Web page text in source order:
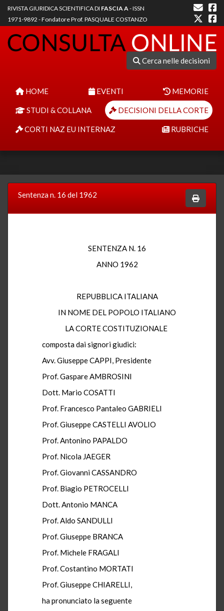
RIVISTA GIURIDICA SCIENTIFICA DI FASCIA A- ISSN
1971-9892 - Fondatore Prof. PASQUALE COSTANZO
Cerca nelle decisioni
HOME EVENTI MEMORIE
STUDI & COLLANA DECISIONI DELLA CORTE
CORTI NAZ EU INTERNAZ RUBRICHE
Sentenza n. 16 del 1962
SENTENZA N. 16
ANNO 1962
REPUBBLICA ITALIANA
IN NOME DEL POPOLO ITALIANO
LA CORTE COSTITUZIONALE
composta dai signori giudici:
Avv. Giuseppe CAPPI, Presidente
Prof. Gaspare AMBROSINI
Dott. Mario COSATTI
Prof. Francesco Pantaleo GABRIELI
Prof. Giuseppe CASTELLI AVOLIO
Prof. Antonino PAPALDO
Prof. Nicola JAEGER
Prof. Giovanni CASSANDRO
Prof. Biagio PETROCELLI
Dott. Antonio MANCA
Prof. Aldo SANDULLI
Prof. Giuseppe BRANCA
Prof. Michele FRAGALI
Prof. Costantino MORTATI
Prof. Giuseppe CHIARELLI,
ha pronunciato la seguente